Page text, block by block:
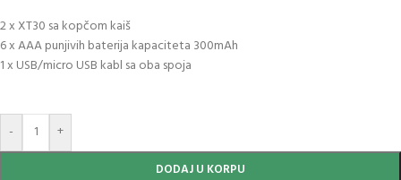
2 x XT30 sa kopčom kaiš
6 x AAA punjivih baterija kapaciteta 300mAh
1 x USB/micro USB kabl sa oba spoja
- +
DODAJ U KORPU